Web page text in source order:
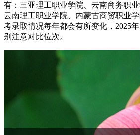
有：三亚理工职业学院、云南商务职业
云南理工职业学院、内蒙古商贸职业
考录取情况每年都会有所变化，2025
别注意对比位次。